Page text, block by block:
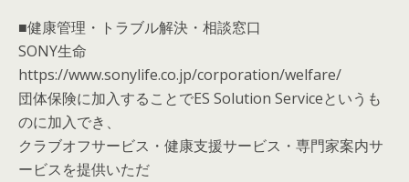
■健康管理・トラブル解決・相談窓口
SONY生命
https://www.sonylife.co.jp/corporation/welfare/
団体保険に加入することでES Solution Serviceというも
のに加入でき、
クラブオフサービス・健康支援サービス・専門家案内サ
ービスを提供いただ